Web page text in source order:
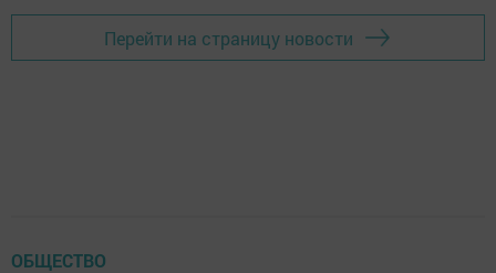
Перейти на страницу новости
ОБЩЕСТВО